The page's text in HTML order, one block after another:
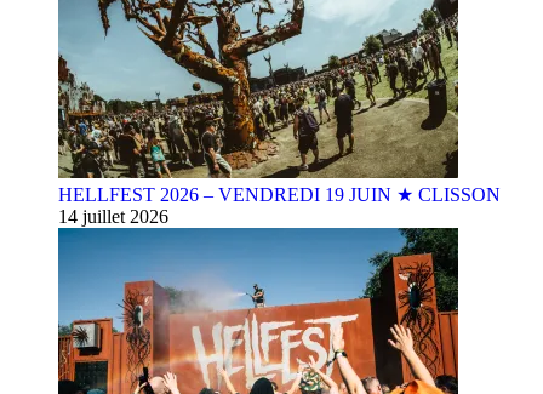
HELLFEST 2026 – VENDREDI 19 JUIN ★ CLISSON
14 juillet 2026